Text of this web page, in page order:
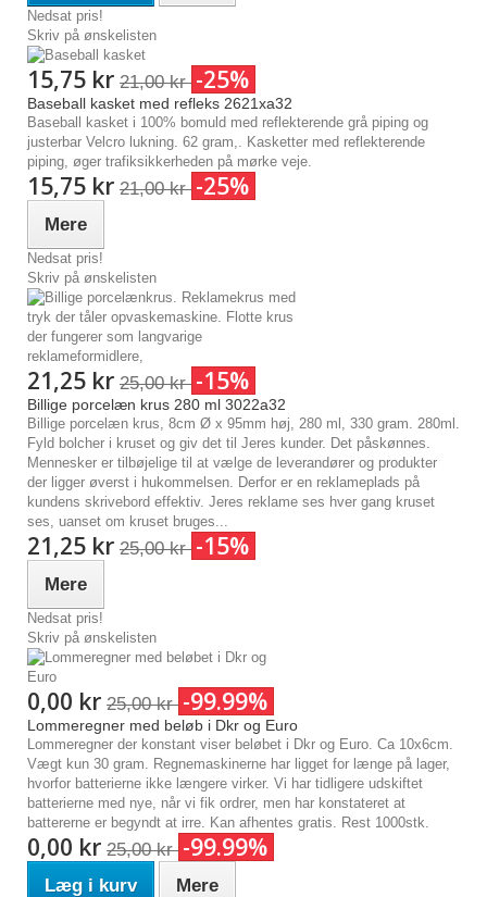
Nedsat pris!
Skriv på ønskelisten
15,75 kr 21,00 kr -25%
Baseball kasket med refleks 2621xa32
Baseball kasket i 100% bomuld med reflekterende grå piping og
justerbar Velcro lukning. 62 gram,. Kasketter med reflekterende
piping, øger trafiksikkerheden på mørke veje.
15,75 kr 21,00 kr -25%
Mere
Nedsat pris!
Skriv på ønskelisten
21,25 kr 25,00 kr -15%
Billige porcelæn krus 280 ml 3022a32
Billige porcelæn krus, 8cm Ø x 95mm høj, 280 ml, 330 gram. 280ml.
Fyld bolcher i kruset og giv det til Jeres kunder. Det påskønnes.
Mennesker er tilbøjelige til at vælge de leverandører og produkter
der ligger øverst i hukommelsen. Derfor er en reklameplads på
kundens skrivebord effektiv. Jeres reklame ses hver gang kruset
ses, uanset om kruset bruges...
21,25 kr 25,00 kr -15%
Mere
Nedsat pris!
Skriv på ønskelisten
0,00 kr 25,00 kr -99.99%
Lommeregner med beløb i Dkr og Euro
Lommeregner der konstant viser beløbet i Dkr og Euro. Ca 10x6cm.
Vægt kun 30 gram. Regnemaskinerne har ligget for længe på lager,
hvorfor batterierne ikke længere virker. Vi har tidligere udskiftet
batterierne med nye, når vi fik ordrer, men har konstateret at
battererne er begyndt at irre. Kan afhentes gratis. Rest 1000stk.
0,00 kr 25,00 kr -99.99%
Læg i kurv Mere